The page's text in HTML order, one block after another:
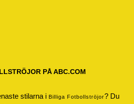
PÅ ABC.COM
stilarna i Billiga Fotbollströjor? Du